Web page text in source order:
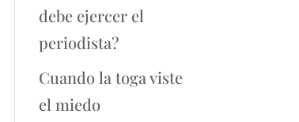
debe ejercer el
periodista?
Cuando la toga viste
el miedo